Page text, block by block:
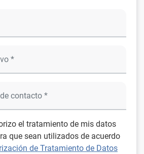
el tratamiento de mis datos
que sean utilizados de acuerdo
de Tratamiento de Datos